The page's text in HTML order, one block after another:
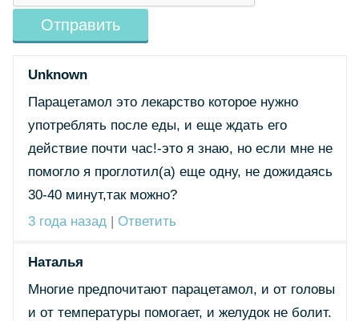
Unknown
Парацетамол это лекарство которое нужно
употреблять после еды, и еще ждать его
действие почти час!-это я знаю, но если мне не
помогло я проглотил(а) еще одну, не дожидаясь
30-40 минут,так можно?
3 года назад | Ответить
Наталья
Многие предпочитают парацетамол, и от головы
и от температуры помогает, и желудок не болит.